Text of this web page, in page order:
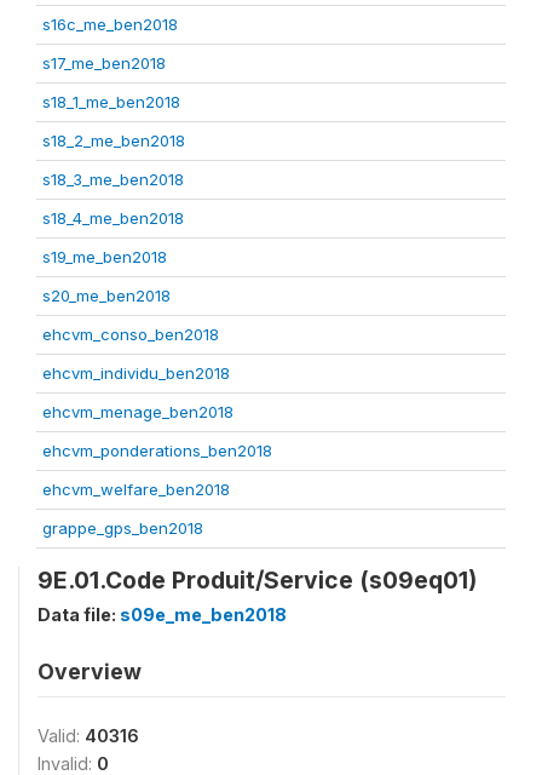
s16c_me_ben2018
s17_me_ben2018
s18_1_me_ben2018
s18_2_me_ben2018
s18_3_me_ben2018
s18_4_me_ben2018
s19_me_ben2018
s20_me_ben2018
ehcvm_conso_ben2018
ehcvm_individu_ben2018
ehcvm_menage_ben2018
ehcvm_ponderations_ben2018
ehcvm_welfare_ben2018
grappe_gps_ben2018
9E.01.Code Produit/Service (s09eq01)
Data file: s09e_me_ben2018
Overview
Valid: 40316
Invalid: 0